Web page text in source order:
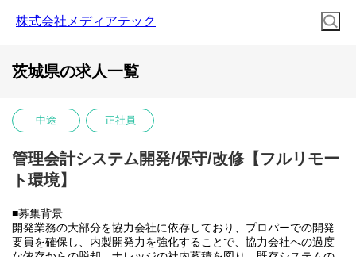
株式会社メディアテック
茨城県の求人一覧
中途 正社員
管理会計システム開発/保守/改修【フルリモー
ト環境】
■募集背景
開発業務の大部分を協力会社に依存しており、プロパーでの開発
要員を確保し、内製開発力を強化することで、協力会社への過度
な依存からの脱却、ナレッジの社内蓄積を図り、既存システムの